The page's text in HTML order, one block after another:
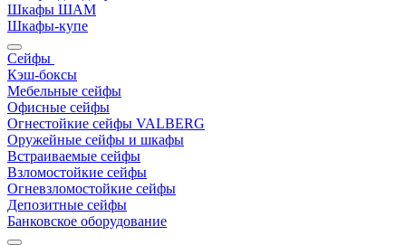
Шкафы ШАМ
Шкафы-купе
Сейфы
Кэш-боксы
Мебельные сейфы
Офисные сейфы
Огнестойкие сейфы VALBERG
Оружейные сейфы и шкафы
Встраиваемые сейфы
Взломостойкие сейфы
Огневзломостойкие сейфы
Депозитные сейфы
Банковское оборудование